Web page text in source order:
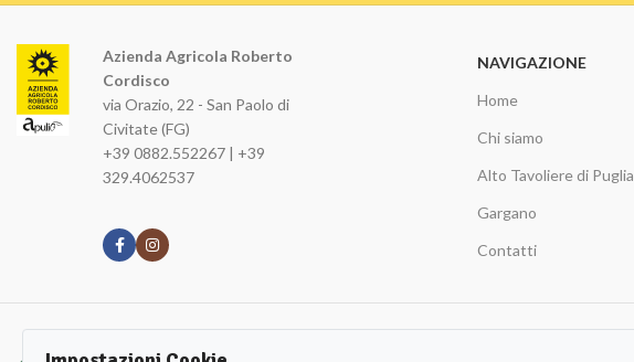
Azienda Agricola Roberto
Cordisco
via Orazio, 22 - San Paolo di
Civitate (FG)
+39 0882.552267 | +39
329.4062537
NAVIGAZIONE
Home
Chi siamo
Alto Tavoliere di Puglia
Gargano
Contatti
Iscriviti alla nostra Newsletters!